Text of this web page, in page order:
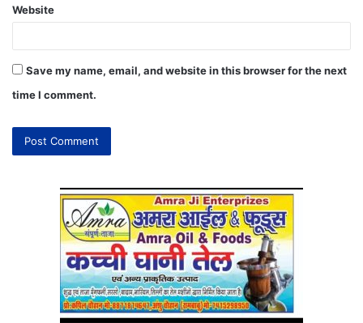
Website
Save my name, email, and website in this browser for the next
time I comment.